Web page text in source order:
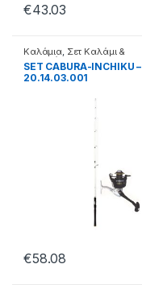
€43.03
Καλάμια, Σετ Καλάμι &
Μηχανάκι
SET CABURA-INCHIKU –
20.14.03.001
€58.08